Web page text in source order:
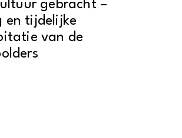
gebracht –
en tijdelijke
van de